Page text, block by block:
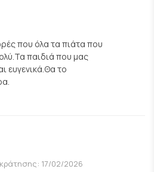
που όλα τα πιάτα που
παιδιά που μας
ευγενικά.Θα το
17/02/2026